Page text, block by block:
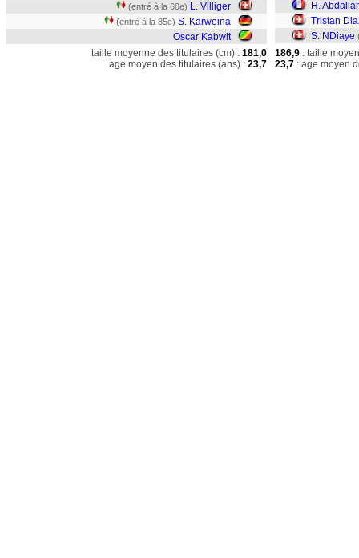
(entré à la 60e) L. Villiger
(entré à la 85e) S. Karweina
Oscar Kabwit
H.
Tristan
S. NDiaye
taille moyenne des titulaires (cm) : 181,0
age moyen des titulaires (ans) : 23,7
186,9 : taille
23,7 : age moyen